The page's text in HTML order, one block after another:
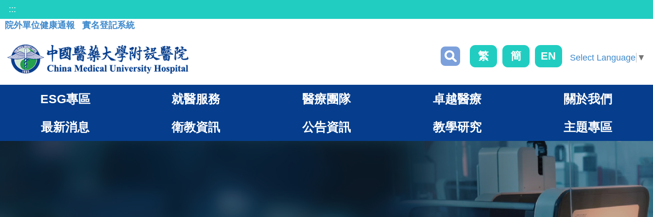
:::
院外單位健康通報
實名登記系統
繁 簡 EN Select Language ▼
ESG專區 就醫服務 醫療團隊 卓越醫療 關於我們
最新消息 衛教資訊 公告資訊 教學研究 主題專區